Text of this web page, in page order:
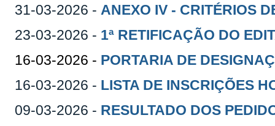
31-03-2026 -ANEXO IV - CRITÉRIOS
23-03-2026 - 1ª RETIFICAÇÃO DO
16-03-2026 - PORTARIA DE
16-03-2026 - LISTA DE INSCRIÇÕES
09-03-2026 - RESULTADO DOS